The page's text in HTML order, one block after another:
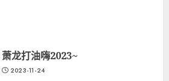
萧龙打油嗨2023~
2023-11-24